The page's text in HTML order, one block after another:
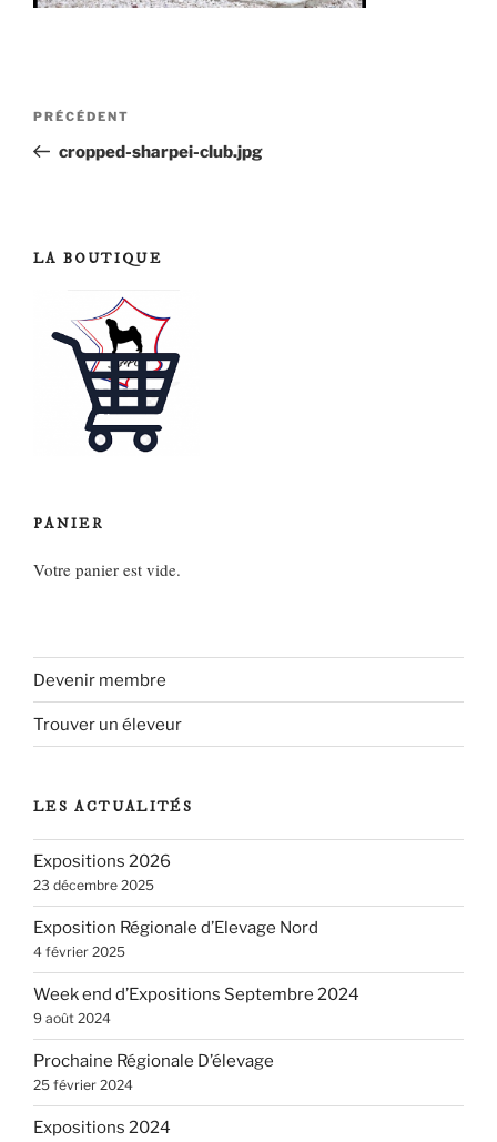
Navigation
de
Article
précédent
PRÉCÉDENT
cropped-sharpei-club.jpg
LA BOUTIQUE
PANIER
Votre panier est vide.
Devenir membre
Trouver un éleveur
LES ACTUALITÉS
Expositions 2026
23 décembre 2025
Exposition Régionale d’Elevage Nord
4 février 2025
Week end d’Expositions Septembre 2024
9 août 2024
Prochaine Régionale D’élevage
25 février 2024
Expositions 2024